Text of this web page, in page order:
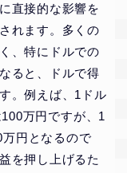
直接的な影響を
れます。多くの
、特にドルでの
ると、ドルで得
。例えば、1ドル
万円ですが、1
万円となるので
を押し上げるた